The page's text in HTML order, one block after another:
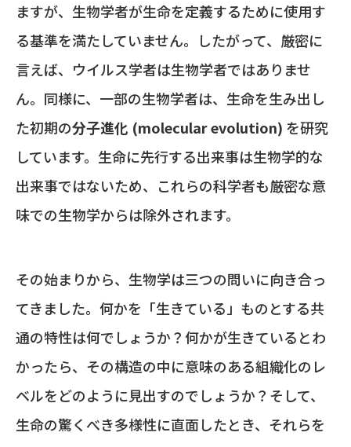
ますが、生物学者が生命を定義するために使用す
る基準を満たしていません。したがって、厳密に
言えば、ウイルス学者は生物学者ではありませ
ん。同様に、一部の生物学者は、生命を生み出し
た初期の分子進化 (molecular evolution) を研究
しています。生命に先行する出来事は生物学的な
出来事ではないため、これらの科学者も厳密な意
味での生物学からは除外されます。
その始まりから、生物学は三つの問いに向き合っ
てきました。何かを「生きている」ものとする共
通の特性は何でしょうか？何かが生きているとわ
かったら、その構造の中に意味のある組織化のレ
ベルをどのように見出すのでしょうか？そして、
生命の驚くべき多様性に直面したとき、それらを